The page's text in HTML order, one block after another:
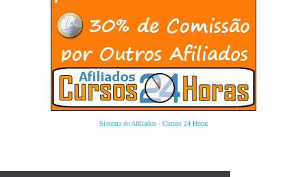
Sistema de Afiliados- Cursos 24 Horas